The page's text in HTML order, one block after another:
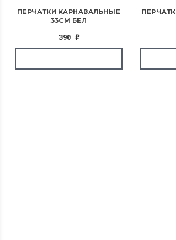
ПЕРЧАТКИ КАРНАВАЛЬНЫЕ
33СМ БЕЛ
390 ₽